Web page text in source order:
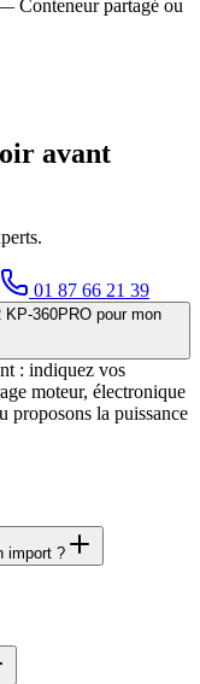
Conteneur partagé ou
avant
01 87 66 21 39
360PRO pour mon
: indiquez vos
moteur, électronique
proposons la puissance
import ?